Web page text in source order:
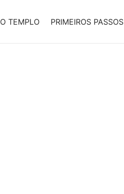
O TEMPLO PRIMEIROS PASSOS